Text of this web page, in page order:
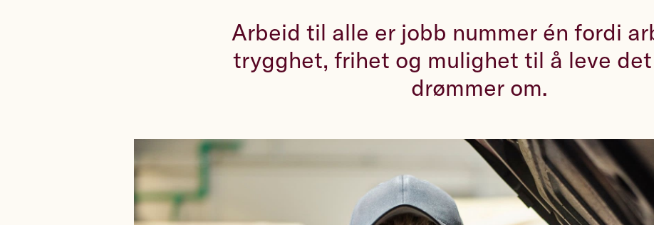
Arbeid til alle er jobb nummer én fordi
trygghet, frihet og mulighet til å leve
drømmer om.